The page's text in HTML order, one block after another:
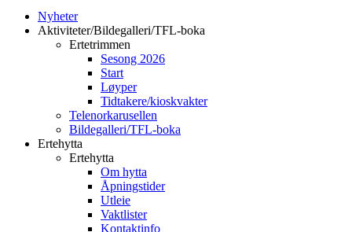
Nyheter
Aktiviteter/Bildegalleri/TFL-boka
Ertetrimmen
Sesong 2026
Start
Løyper
Tidtakere/kioskvakter
Telenorkarusellen
Bildegalleri/TFL-boka
Ertehytta
Ertehytta
Om hytta
Åpningstider
Utleie
Vaktlister
Kontaktinfo